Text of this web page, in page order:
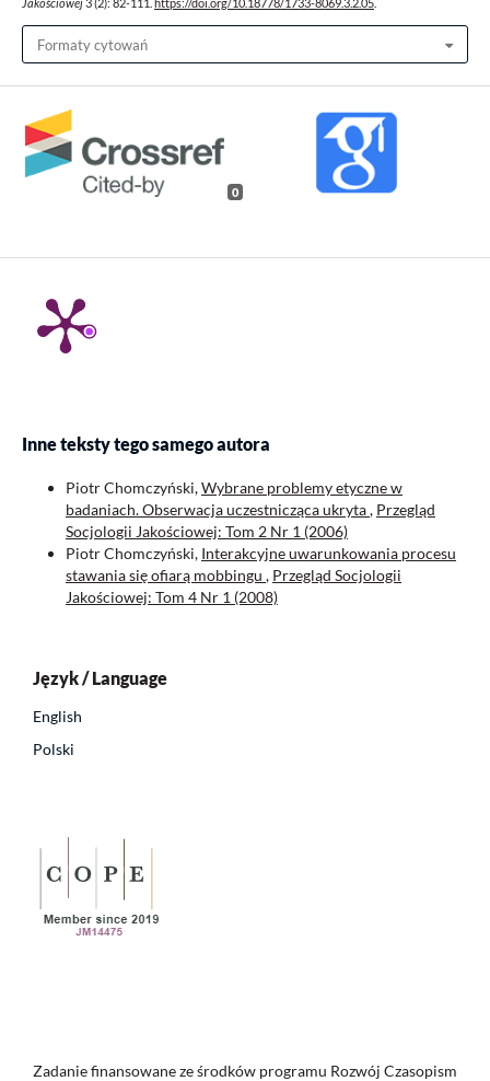
Jakościowej3 (2): 82-111. https://doi.org/10.18778/1733-8069.3.2.05
Formaty cytowań
0
Inne teksty tego samego autora
Piotr Chomczyński,Wybrane problemy etyczne w
badaniach. Obserwacja uczestnicząca ukryta, Przegląd
Socjologii Jakościowej: Tom 2 Nr 1 (2006)
Piotr Chomczyński, Interakcyjne uwarunkowania procesu
stawania się ofiarą mobbingu , Przegląd Socjologii
Jakościowej: Tom 4 Nr 1 (2008)
Język / Language
English
Polski
Zadanie finansowane ze środków programu Rozwój Czasopism